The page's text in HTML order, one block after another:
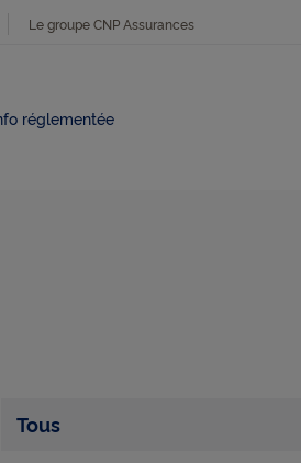
Le groupe CNP Assurances
réglementée
Tous